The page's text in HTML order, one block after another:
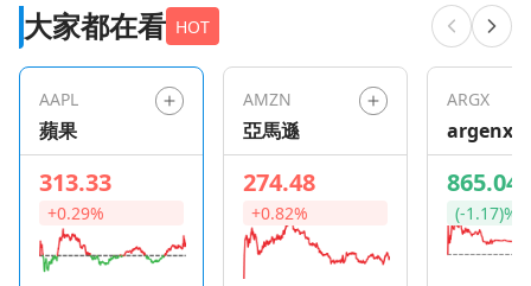
大家都在看 HOT
AAPL
蘋果
313.33
+0.29%
AMZN
亞馬遜
274.48
+0.82%
ARGX
argenx
865.04
(-1.17)%